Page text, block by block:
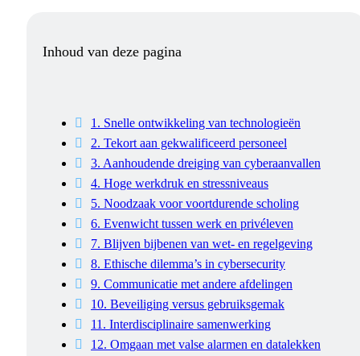
Inhoud van deze pagina
1. Snelle ontwikkeling van technologieën
2. Tekort aan gekwalificeerd personeel
3. Aanhoudende dreiging van cyberaanvallen
4. Hoge werkdruk en stressniveaus
5. Noodzaak voor voortdurende scholing
6. Evenwicht tussen werk en privéleven
7. Blijven bijbenen van wet- en regelgeving
8. Ethische dilemma’s in cybersecurity
9. Communicatie met andere afdelingen
10. Beveiliging versus gebruiksgemak
11. Interdisciplinaire samenwerking
12. Omgaan met valse alarmen en datalekken